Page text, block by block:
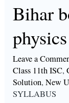
Bihar
Leave a
Class 11th ISC,
Solution,New
SYLLABUS